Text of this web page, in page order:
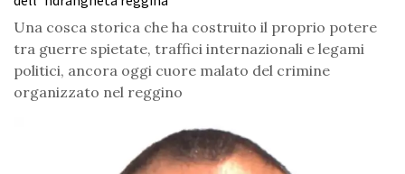
Una cosca storica che ha costruito il proprio potere
tra guerre spietate, traffici internazionali e legami
politici, ancora oggi cuore malato del crimine
organizzato nel reggino